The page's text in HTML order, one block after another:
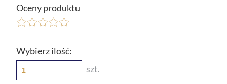
Oceny produktu
Wybierz ilość:
szt.